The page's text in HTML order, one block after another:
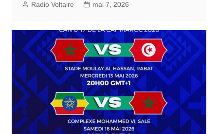
Radio Voltaire mai 7, 2026